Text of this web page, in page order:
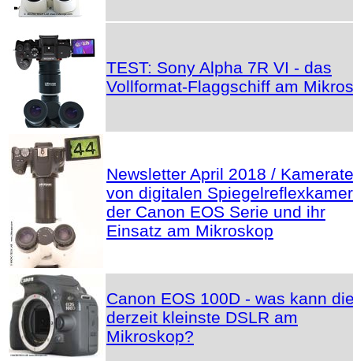
TEST: Sony Alpha 7R VI - das
Vollformat-Flaggschiff am
Newsletter April 2018 /
von digitalen
der Canon EOS Serie und ihr
Einsatz am Mikroskop
Canon EOS 100D - was kann
derzeit kleinste DSLR am
Mikroskop?